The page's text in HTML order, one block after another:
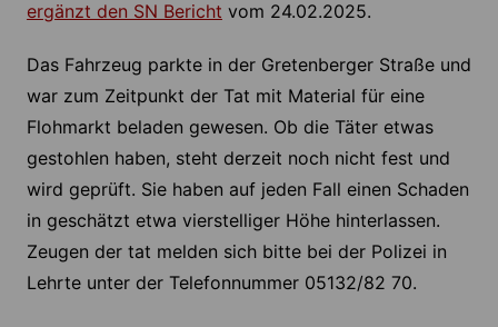
ergänzt den SN Bericht vom 24.02.2025.
Das Fahrzeug parkte in der Gretenberger Straße und
war zum Zeitpunkt der Tat mit Material für eine
Flohmarkt beladen gewesen. Ob die Täter etwas
gestohlen haben, steht derzeit noch nicht fest und
wird geprüft. Sie haben auf jeden Fall einen Schaden
in geschätzt etwa vierstelliger Höhe hinterlassen.
Zeugen der tat melden sich bitte bei der Polizei in
Lehrte unter der Telefonnummer 05132/82 70.